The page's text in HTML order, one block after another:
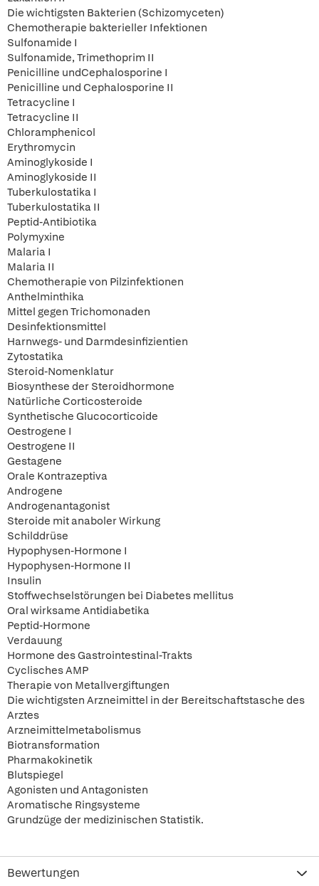
Die wichtigsten Bakterien (Schizomyceten)
Chemotherapie bakterieller Infektionen
Sulfonamide I
Sulfonamide, Trimethoprim II
Penicilline undCephalosporine I
Penicilline und Cephalosporine II
Tetracycline I
Tetracycline II
Chloramphenicol
Erythromycin
Aminoglykoside I
Aminoglykoside II
Tuberkulostatika I
Tuberkulostatika II
Peptid-Antibiotika
Polymyxine
Malaria I
Malaria II
Chemotherapie von Pilzinfektionen
Anthelminthika
Mittel gegen Trichomonaden
Desinfektionsmittel
Harnwegs- und Darmdesinfizientien
Zytostatika
Steroid-Nomenklatur
Biosynthese der Steroidhormone
Natürliche Corticosteroide
Synthetische Glucocorticoide
Oestrogene I
Oestrogene II
Gestagene
Orale Kontrazeptiva
Androgene
Androgenantagonist
Steroide mit anaboler Wirkung
Schilddrüse
Hypophysen-Hormone I
Hypophysen-Hormone II
Insulin
Stoffwechselstörungen bei Diabetes mellitus
Oral wirksame Antidiabetika
Peptid-Hormone
Verdauung
Hormone des Gastrointestinal-Trakts
Cyclisches AMP
Therapie von Metallvergiftungen
Die wichtigsten Arzneimittel in der Bereitschaftstasche des
Arztes
Arzneimittelmetabolismus
Biotransformation
Pharmakokinetik
Blutspiegel
Agonisten und Antagonisten
Aromatische Ringsysteme
Grundzüge der medizinischen Statistik.
Bewertungen